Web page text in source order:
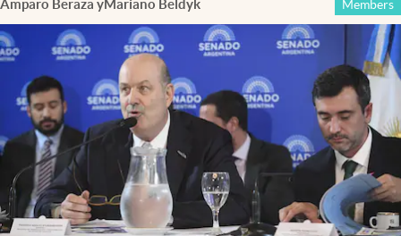
Amparo Beraza yMariano Beldyk Members